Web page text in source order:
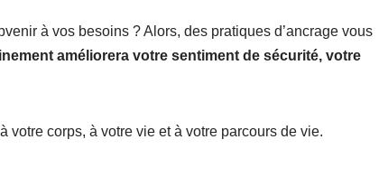
à vos besoins ? Alors, des pratiques d’ancrage vous
améliorera votre sentiment de sécurité, votre
votre corps, à votre vie et à votre parcours de vie.